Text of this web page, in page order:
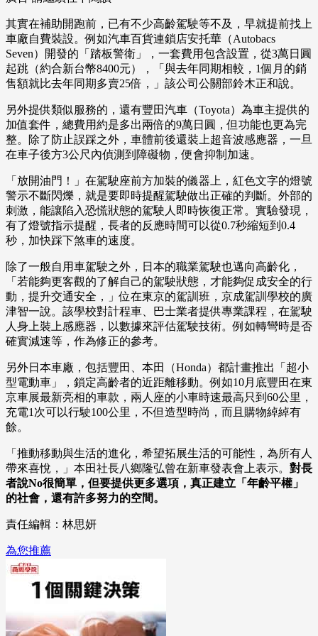
其實在補助開跑前，已有不少高齡駕駛等不及，早就提前找上
車廠自費裝設。例如汽車百貨連鎖店安托華（Autobacs
Seven）開發的「踏板警衛」，一套費用包含設置，從3萬日圓
起跳（約合新台幣8400元），「與去年同期相較，1個月的銷
售額就比去年同期多賣25倍，」該公司公關部鈴木正和說。
另外提供類似服務的，還有豐田汽車（Toyota）為車主提供的
加值套件，總費用約是多出兩倍的9萬日圓，但功能也更為完
整。除了防止誤踩之外，車體前後還裝上超音波感應器，一旦
在車子後方3公尺內偵測到障礙物，便會抑制加速。
「放開油門！」在駕駛座前方加裝的儀器上，紅色文字的燈號
警示不斷閃爍，就是要即時提醒駕駛做出正確的判斷。外部的
刺激，能讓陷入恐慌狀態的駕駛人即時恢復正常。實驗發現，
有了燈號指示提醒，長者的反應時間可以從0.7秒縮短到0.4
秒，加快踩下煞車的速度。
除了一般自用車駕駛之外，日本的職業駕駛也邁向高齡化，
「若能夠更客觀的了解自己的駕駛狀態，才能夠促成安全的行
動，提升交通安全，」位在東京的駕訓班，京成駕訓學校的廣
津智一說。該學校對計程車、巴士業者提供專業課程，在駕駛
人身上裝上感應器，以數據來評估駕駛技術。例如轉彎時是否
確實減速等，作為修正的參考。
另外日本車廠，包括豐田、本田（Honda）都計畫推出「超小
型電動車」，鎖定高齡者的近距離移動。例如10月底豐田在東
京車展最新亮相的車款，兩人座的小車時速最高只到60公里，
充電1次可以行駛100公里，不但造型時尚，而且購物綽綽有
餘。
「推動移動與生活的進化，希望拓展生活的可能性，為所有人
帶來喜悅，」本田社長八鄉隆弘曾在新車發表會上表示。 對長
者說No很簡單，但要提供更多選項，真正建立「年齡平權」
的社會，還有許多努力的空間。
責任編輯：林思妍
為您推薦